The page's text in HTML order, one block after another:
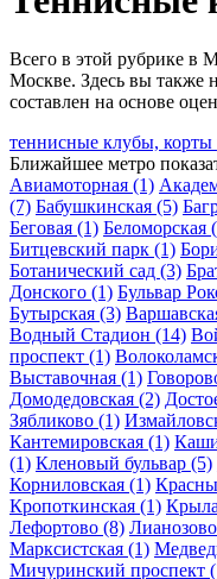
Всего в этой рубрике в
Москве. Здесь вы также
составлен на основе
теннисные клубы,
Ближайшее метро
Авиамоторная (1)
(7) Бабушкинская (5)
Беговая (1) Беломорская
Битцевский парк (1)
Ботанический сад (3)
Донского (1) Бульвар
Бутырская (3)
Водный Стадион (14)
проспект (1)
Выставочная (1)
Домодедовская (2)
Зябликово (1)
Кантемировская (1)
(1) Кленовый бульвар (5)
Корниловская (1)
Кропоткинская (1)
Лефортово (8) Лианозово
Марксистская (1)
Мичуринский проспект